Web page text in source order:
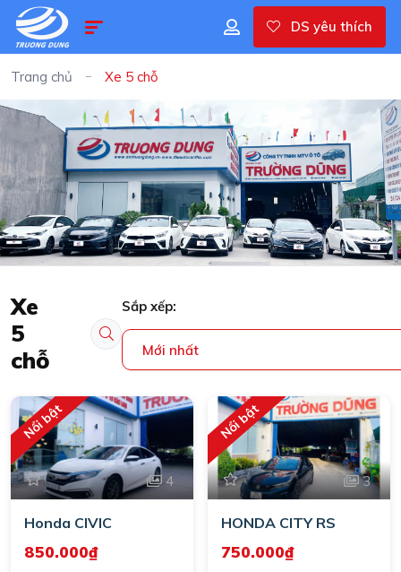
DS yêu thích
Trang chủ Xe 5 chỗ
Xe
5
chỗ
Sắp xếp:
Mới nhất
4
Nổi bật
Honda CIVIC
850.000₫
3
Nổi bật
HONDA CITY RS
750.000₫